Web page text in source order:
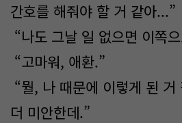
간호를 해줘야 할 거 같아...”
“나도 그날 일 없으면 이쪽
“고마워, 애환.”
“뭘, 나 때문에 이렇게 된
더 미안한데.”